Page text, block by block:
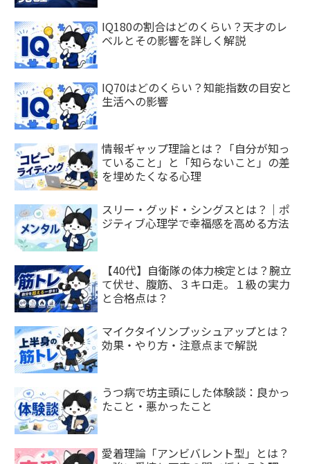
IQ180の割合はどのくらい？天才のレ
ベルとその影響を詳しく解説
IQ70はどのくらい？知能指数の目安と
生活への影響
情報ギャップ理論とは？「自分が知っ
ていること」と「知らないこと」の差
を埋めたくなる心理
スリー・グッド・シングスとは？｜ポ
ジティブ心理学で幸福感を高める方法
【40代】自衛隊の体力検定とは？腕立
て伏せ、腹筋、３キロ走。１級の実力
と合格点は？
マイクタイソンプッシュアップとは？
効果・やり方・注意点まで解説
うつ病で坊主頭にした体験談：良かっ
たこと・悪かったこと
愛着理論「アンビバレント型」とは？